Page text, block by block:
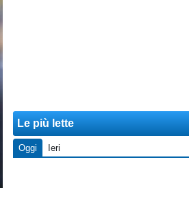
Le più lette
Oggi Ieri